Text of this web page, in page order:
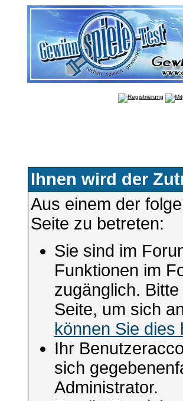
Ihnen wird der
Aus einem der
Seite zu betreten:
Sie sind im
Funktionen im
zugänglich.
Seite, um sich
können Sie dies
Ihr
sich
Administrator.